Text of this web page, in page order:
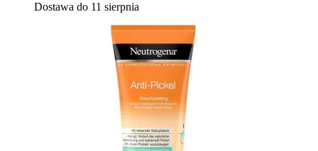
Dostawa do 11 sierpnia